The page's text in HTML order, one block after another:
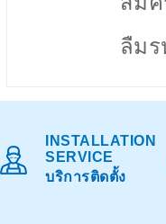
ลืม
INSTALLATION
SERVICE
บริการติดตั้ง